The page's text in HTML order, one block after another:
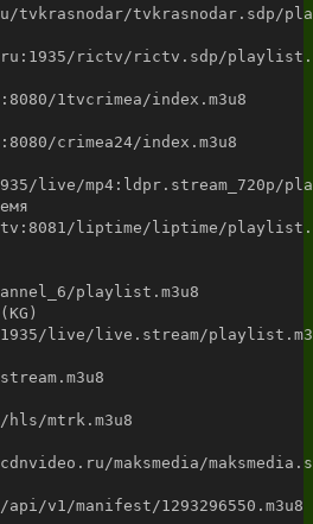
tvkrasnodar/tvkrasnodar.sdp/
rictv/rictv.sdp/
1tvcrimea/index.m3u8
crimea24/index.m3u8
live/mp4:ldpr.stream_720p/
liptime/liptime/
playlist.m3u8
live/live.stream/
mtrk.m3u8
maksmedia/
v1/manifest/1293296550.m3u8